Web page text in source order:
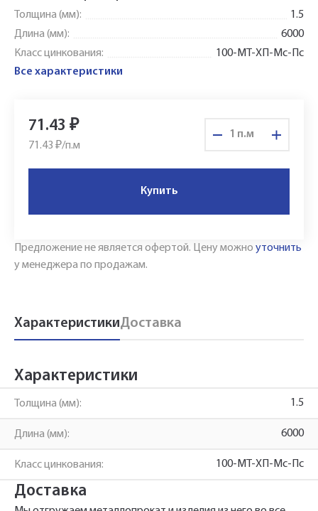
Толщина (мм):
1.5
Длина (мм):
6000
Класс цинкования:
100-МТ-ХП-Мс-Пс
Все характеристики
71.43 ₽
71.43 ₽/п.м
п.м
Купить
Предложение не является офертой. Цену можно уточнить
у менеджера по продажам.
ХарактеристикиДоставка
Характеристики
Толщина (мм): 1.5
Длина (мм): 6000
Класс цинкования: 100-МТ-ХП-Мс-Пс
Доставка
Rehau 245536 1.5*6000
Ссылка для подтверждения
сформировать Ваш заказ и рассчитать его
стоимость прямо по телефону.
Имя*
Телефон*
Заполните форму обратной связи, и наши
Телефон*